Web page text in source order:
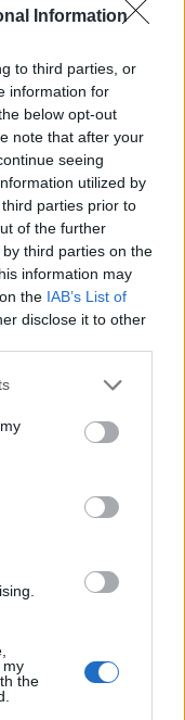
Information
to third parties, or
information for
below opt-out
note that after your
seeing
utilized by
parties prior to
of the further
third parties on the
information may
the IAB’s List of
disclose it to other
or more Google
You may click to
third-party tags to
in below Google
my
the
умови
страждає від
МСМ
ключову
Дослідження
імунну
стрес і
в
Він
раціону
Для тих,
МСМ є